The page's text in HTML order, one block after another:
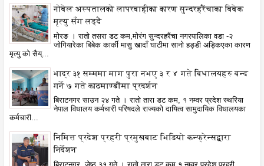
नोबेल अस्पतालको लापरबाहीका कारण सुन्दरहरैंचाका बिबेक
मृत्यु सँग लड्दै
मोरङ । रातो तसरा डट कम,मोरंग सुन्दरहरैंचा नगरपालिका वडा -२
जोगियारेका बिबेक कार्की मासु खादाँ घाटीमा सानो हड्डी अड्किएका कारण
मृत्यु को सैय्...
भाद्र ३१ सम्ममा माग पुरा नभए ३ र ४ गते बिधालयहरु बन्द
गर्ने ७ गते काठमाण्डौंमा प्रदर्शन
बिराटनगर साउन २४ गते । रातो तारा डट कम, १ नम्वर प्रदेश स्थरिया
नेपाल विधालय कर्मचारी परिषदले राज्यको दायित्व सामुदायिक विधालयका
कर्मचारी...
निमित्त प्रदेश प्रहरी प्रमुखबाट भिडियो कन्फ्रेन्सद्वारा
निर्देशन